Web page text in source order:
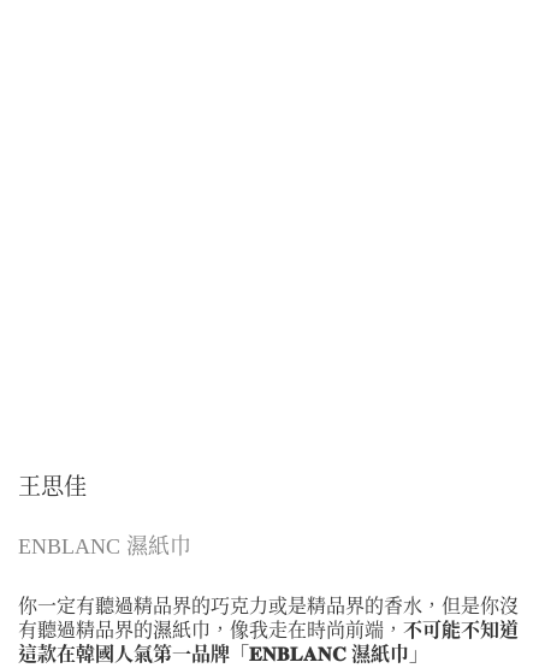
王思佳
ENBLANC 濕紙巾
你一定有聽過精品界的巧克力或是精品界的香水，但是你沒
有聽過精品界的濕紙巾，像我走在時尚前端， 不可能不知道
這款在韓國人氣第一品牌「𝐄𝐍𝐁𝐋𝐀𝐍𝐂 濕紙巾」